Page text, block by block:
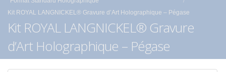
Kit ROYAL LANGNICKEL® Gravure d’Art Holographique – Pégase
Kit ROYAL LANGNICKEL® Gravure
d’Art Holographique – Pégase